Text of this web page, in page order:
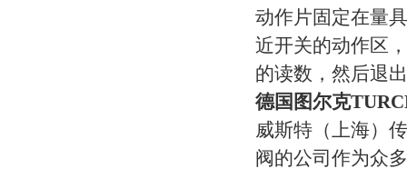
动作片固定在量
近开关的动作区
的读数，然后退
德国图尔克
威斯特（上海）
阀的公司作为众